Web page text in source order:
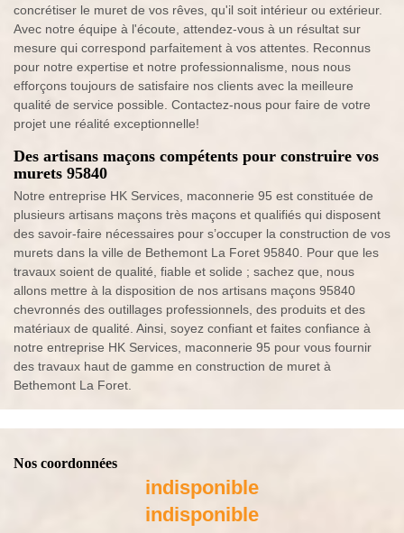
concrétiser le muret de vos rêves, qu'il soit intérieur ou extérieur.
Avec notre équipe à l'écoute, attendez-vous à un résultat sur
mesure qui correspond parfaitement à vos attentes. Reconnus
pour notre expertise et notre professionnalisme, nous nous
efforçons toujours de satisfaire nos clients avec la meilleure
qualité de service possible. Contactez-nous pour faire de votre
projet une réalité exceptionnelle!
Des artisans maçons compétents pour construire vos
murets 95840
Notre entreprise HK Services, maconnerie 95 est constituée de
plusieurs artisans maçons très maçons et qualifiés qui disposent
des savoir-faire nécessaires pour s’occuper la construction de vos
murets dans la ville de Bethemont La Foret 95840. Pour que les
travaux soient de qualité, fiable et solide ; sachez que, nous
allons mettre à la disposition de nos artisans maçons 95840
chevronnés des outillages professionnels, des produits et des
matériaux de qualité. Ainsi, soyez confiant et faites confiance à
notre entreprise HK Services, maconnerie 95 pour vous fournir
des travaux haut de gamme en construction de muret à
Bethemont La Foret.
Nos coordonnées
indisponible
indisponible